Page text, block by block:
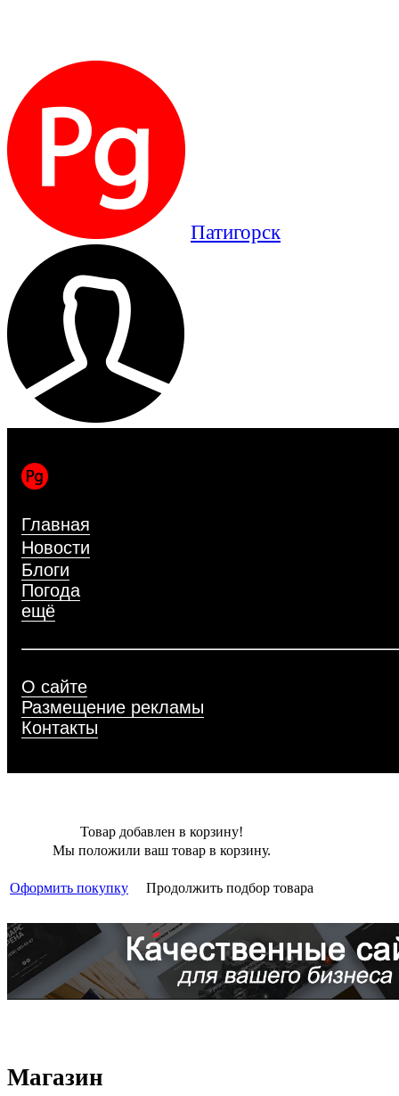
Патигорск
Главная
Новости
Блоги
Погода
ещё
О сайте
Размещение рекламы
Контакты
Товар добавлен в корзину!
Мы положили ваш товар в корзину.
Оформить покупку Продолжить подбор товара
Магазин